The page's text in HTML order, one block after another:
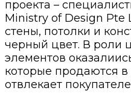
проекта –
Ministry of Design Pte
стены, потолки и
черный цвет. В роли
элементов
которые продаются в
отвлекает